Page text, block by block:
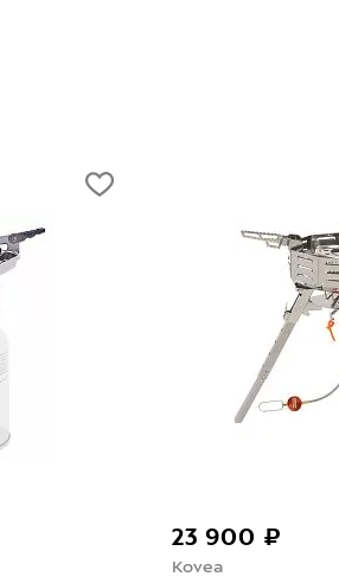
23 900 ₽
Kovea